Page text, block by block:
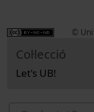
©
Col·lecció
Let's UB!